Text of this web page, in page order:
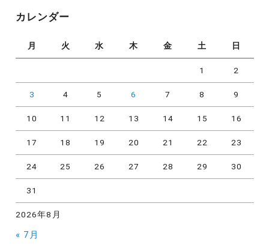
ー
カレンダー
2026年8月
月 火 水 木 金 土 日
1 2
3 4 5 6 7 8 9
10 11 12 13 14 15 16
17 18 19 20 21 22 23
24 25 26 27 28 29 30
31
« 7月